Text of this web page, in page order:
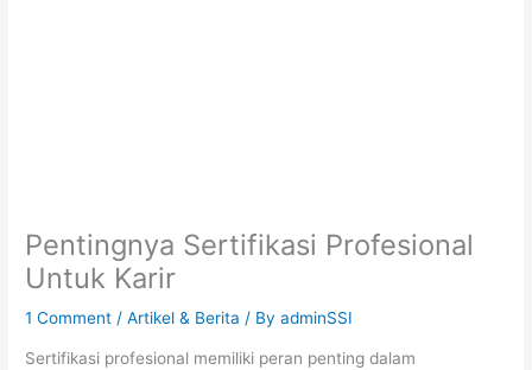
Pentingnya Sertifikasi Profesional
Untuk Karir
1 Comment /Artikel & Berita / ByadminSSI
Sertifikasi profesional memiliki peran penting dalam